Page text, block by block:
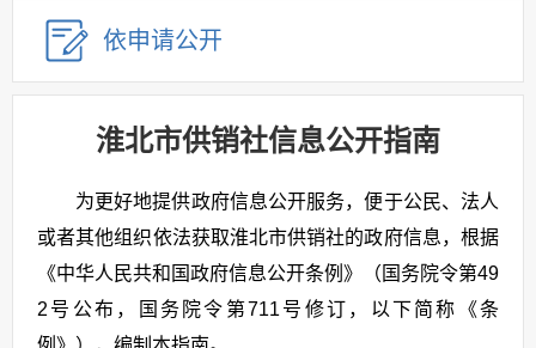
依申请公开
淮北市供销社信息公开指南
为更好地提供政府信息公开服务，便于公民、法人
或者其他组织依法获取淮北市供销社的政府信息，根据
《中华人民共和国政府信息公开条例》（国务院令第49
2号公布，国务院令第711号修订，以下简称《条